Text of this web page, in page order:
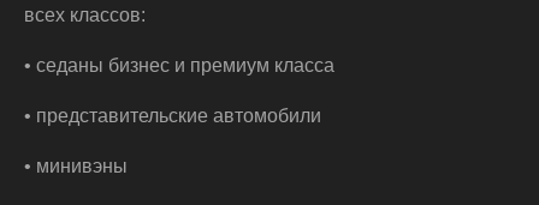
всех классов:
• седаны бизнес и премиум класса
• представительские автомобили
• минивэны